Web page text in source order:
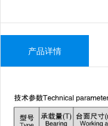
产品详情